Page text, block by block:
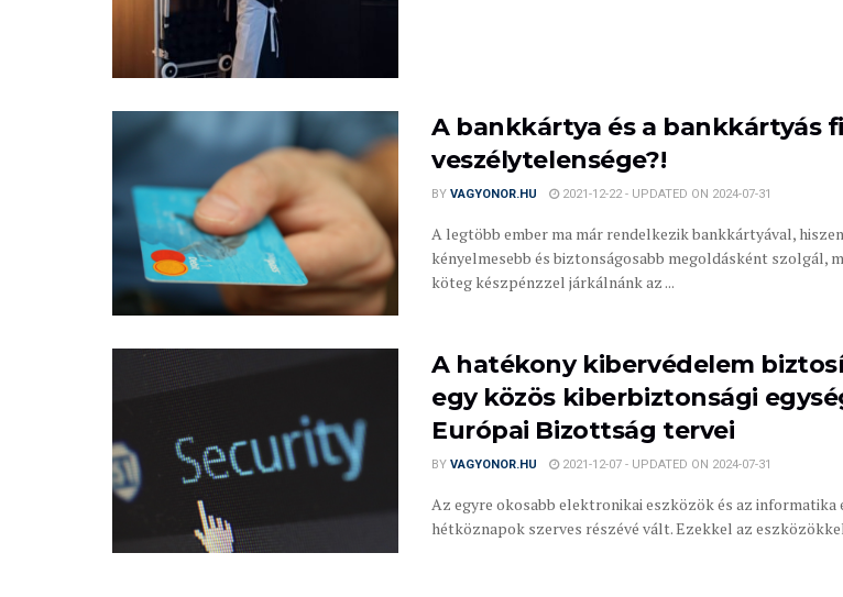
A bankkártya és a bankkártyás
veszélytelensége?!
BY VAGYONOR.HU 2021-12-22 - UPDATED ON 2024-07-31
A legtöbb ember ma már rendelkezik bankkártyával,
kényelmesebb és biztonságosabb megoldásként szolgál,
köteg készpénzzel járkálnánk az ...
A hatékony kibervédelem
egy közös kiberbiztonsági
Európai Bizottság tervei
BY VAGYONOR.HU 2021-12-07 - UPDATED ON 2024-07-31
Az egyre okosabb elektronikai eszközök és az informatika
hétköznapok szerves részévé vált. Ezekkel az eszközökkel